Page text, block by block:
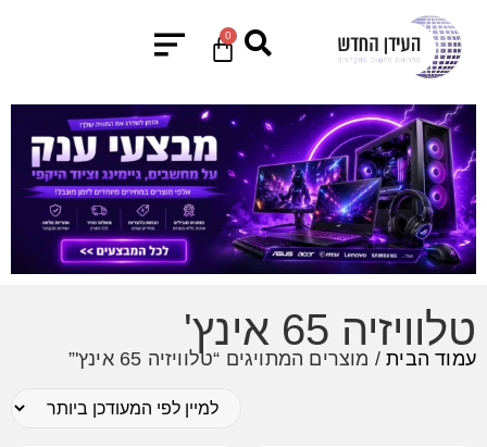
0
טלוויזיה 65 אינץ'
עמוד הבית/ מוצרים המתויגים “טלוויזיה 65 אינץ'”